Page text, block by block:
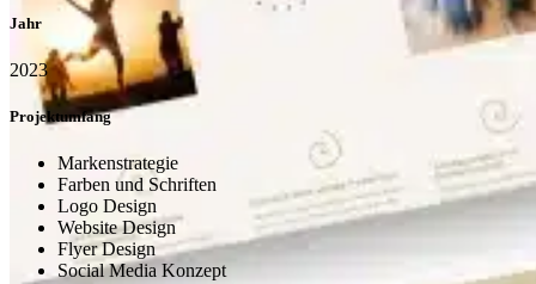
Jahr
2023
Projektumfang
Markenstrategie
Farben und Schriften
Logo Design
Website Design
Flyer Design
Social Media Konzept